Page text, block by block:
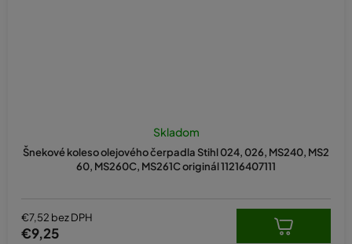
Šnekové koleso olejového čerpadla Stihl 024, 026, MS240, MS2
60, MS260C, MS261C originál 11216407111
Skladom
€7,52 bez DPH
€9,25